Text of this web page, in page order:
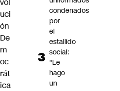
uci
ón
De
m
oc
rát
ica
condenados
por
el
estallido
social:
"Le
hago
un